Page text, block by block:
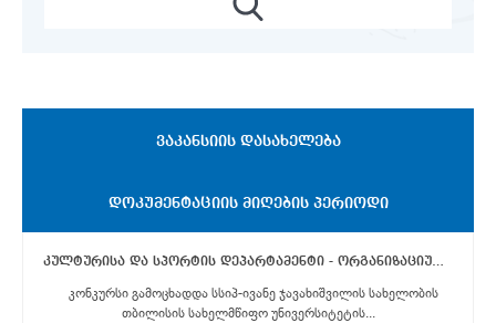
ᲕᲐᲙᲐᲜᲡᲘᲘᲡ ᲓᲐᲡᲐᲮᲔᲚᲔᲑᲐ
ᲓᲝᲙᲣᲛᲔᲜᲢᲐᲪᲘᲘᲡ ᲛᲘᲦᲔᲑᲘᲡ ᲞᲔᲠᲘᲝᲓᲘ
კულტურისა და სპორტის დეპარტამენტი - ორგანიზაციული უზრუნველყოფის განყოფილების უფროსი სპეციალისტი
კონკურსი გამოცხადდა სსიპ-ივანე ჯავახიშვილის სახელობის
თბილისის სახელმწიფო უნივერსიტეტის...